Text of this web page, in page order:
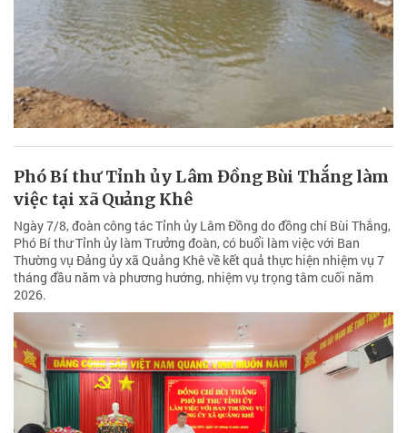
Phó Bí thư Tỉnh ủy Lâm Đồng Bùi Thắng làm
việc tại xã Quảng Khê
Ngày 7/8, đoàn công tác Tỉnh ủy Lâm Đồng do đồng chí Bùi Thắng,
Phó Bí thư Tỉnh ủy làm Trưởng đoàn, có buổi làm việc với Ban
Thường vụ Đảng ủy xã Quảng Khê về kết quả thực hiện nhiệm vụ 7
tháng đầu năm và phương hướng, nhiệm vụ trọng tâm cuối năm
2026.